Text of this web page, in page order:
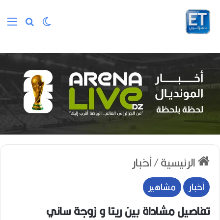
بحث عن
الوضع المظلم
الرئيسية/أخبار
أخبار مشاهير
تفاصيل مشاداة بين ريتا و زوجة ساني